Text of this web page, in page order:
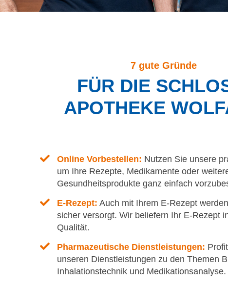
7 gute Gründe
FÜR DIE
APOTHEKE
Online Vorbestellen: Nutzen Sie unsere
um Ihre Rezepte, Medikamente oder
Gesundheitsprodukte ganz einfach
E-Rezept: Auch mit Ihrem E-Rezept
sicher versorgt. Wir beliefern Ihr E-Rezept
Qualität.
Pharmazeutische Dienstleistungen:
unseren Dienstleistungen zu den Themen
Inhalationstechnik und Medikationsanalyse.